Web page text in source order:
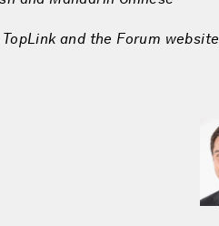
and the Forum